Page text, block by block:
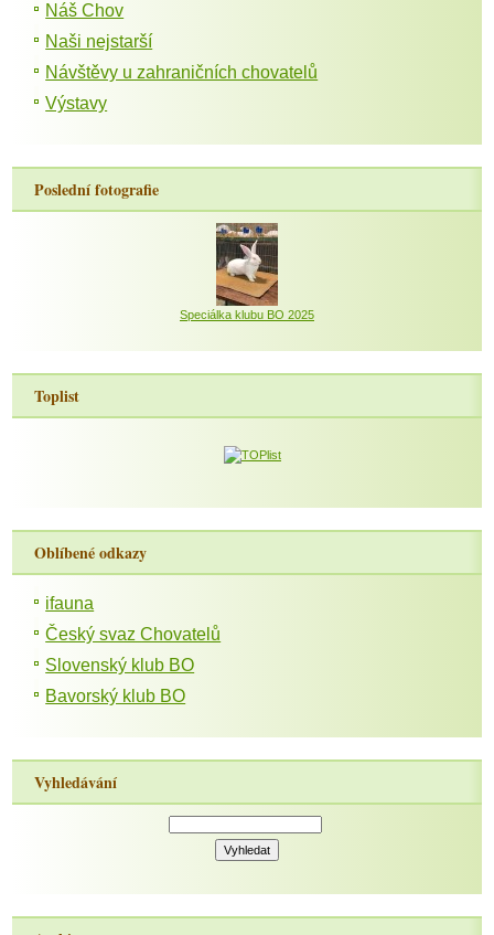
Náš Chov
Naši nejstarší
Návštěvy u zahraničních chovatelů
Výstavy
Poslední fotografie
Speciálka klubu BO 2025
Toplist
Oblíbené odkazy
ifauna
Český svaz Chovatelů
Slovenský klub BO
Bavorský klub BO
Vyhledávání